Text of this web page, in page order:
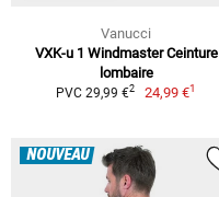
Vanucci
VXK-u 1 Windmaster Ceinture
lombaire
PVC 29,99 €2 24,99 €1
NOUVEAU